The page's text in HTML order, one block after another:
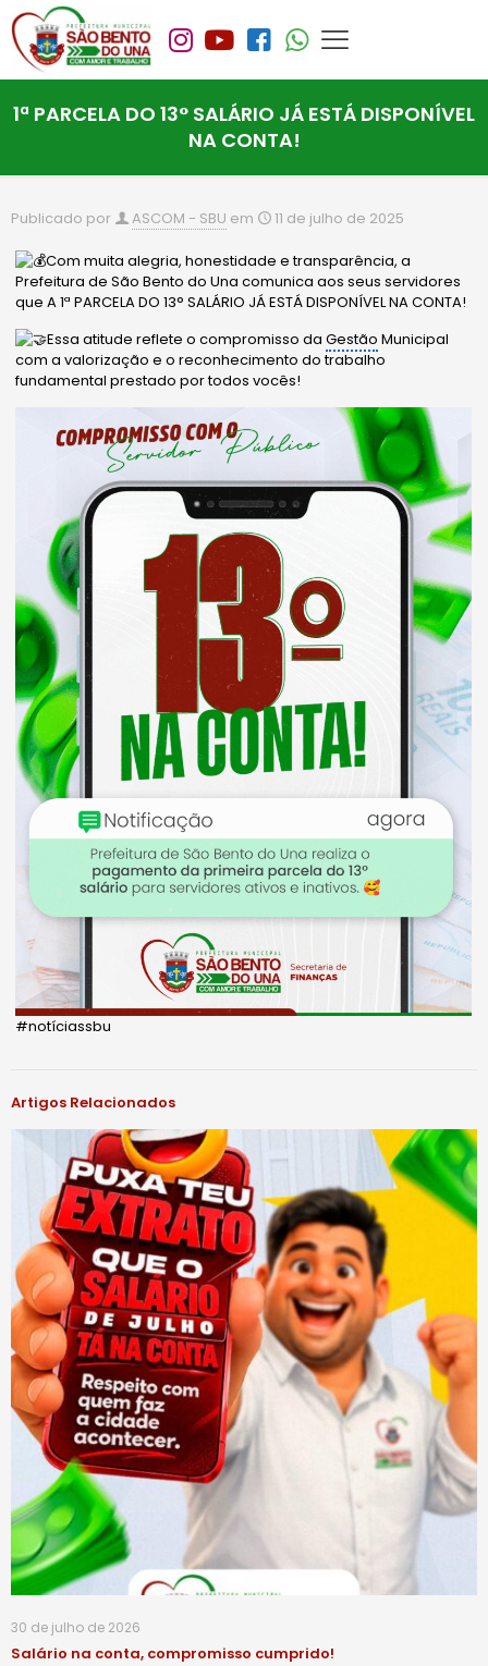
1ª PARCELA DO 13° SALÁRIO JÁ ESTÁ DISPONÍVEL
NA CONTA!
Publicado por ASCOM - SBU em 11 de julho de 2025
Com muita alegria, honestidade e transparência, a
Prefeitura de São Bento do Una comunica aos seus servidores
que A 1ª PARCELA DO 13° SALÁRIO JÁ ESTÁ DISPONÍVEL NA CONTA!
Essa atitude reflete o compromisso daGestão Municipal
com a valorização e o reconhecimento do trabalho
fundamental prestado por todos vocês!
#notíciassbu
Artigos Relacionados
30 de julho de 2026
Salário na conta, compromisso cumprido!